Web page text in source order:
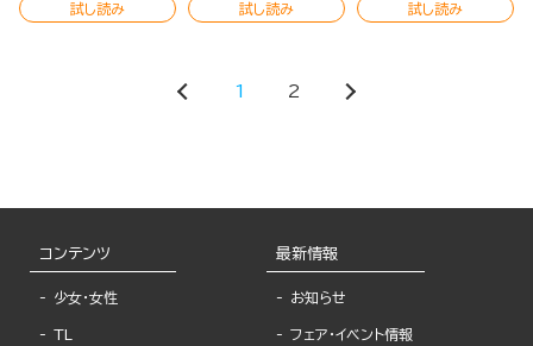
試し読み 試し読み 試し読み
1 2
コンテンツ
少女・女性
TL
最新情報
お知らせ
フェア・イベント情報